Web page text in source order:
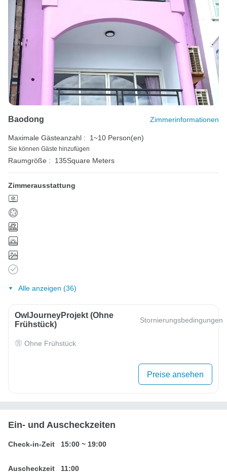
Baodong Zimmerinformationen
Maximale Gästeanzahl : 1~10 Person(en)
Sie können Gäste hinzufügen
Raumgröße : 135Square Meters
Zimmerausstattung
Alle anzeigen (36)
OwlJourneyProjekt (ohne
Frühstück)
Stornierungsbedingungen
Ohne Frühstück
Preise ansehen
Ein- und Auscheckzeiten
Check-in-Zeit 15:00 ~ 19:00
Auscheckzeit 11:00